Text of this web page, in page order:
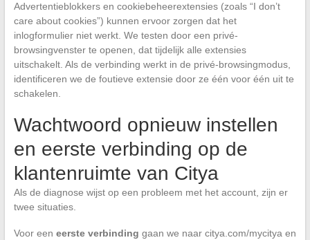
Advertentieblokkers en cookiebeheerextensies (zoals “I don’t
care about cookies”) kunnen ervoor zorgen dat het
inlogformulier niet werkt. We testen door een privé-
browsingvenster te openen, dat tijdelijk alle extensies
uitschakelt. Als de verbinding werkt in de privé-browsingmodus,
identificeren we de foutieve extensie door ze één voor één uit te
schakelen.
Wachtwoord opnieuw instellen
en eerste verbinding op de
klantenruimte van Citya
Als de diagnose wijst op een probleem met het account, zijn er
twee situaties.
Voor een eerste verbinding gaan we naar citya.com/mycitya en